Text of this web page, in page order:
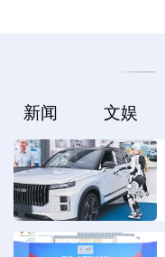
新闻 文娱